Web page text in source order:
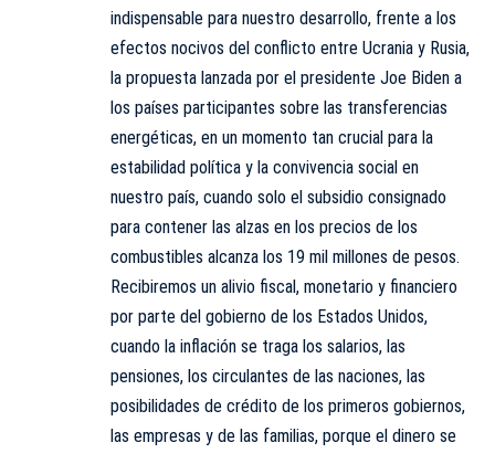
indispensable para nuestro desarrollo, frente a los
efectos nocivos del conflicto entre Ucrania y Rusia,
la propuesta lanzada por el presidente Joe Biden a
los países participantes sobre las transferencias
energéticas, en un momento tan crucial para la
estabilidad política y la convivencia social en
nuestro país, cuando solo el subsidio consignado
para contener las alzas en los precios de los
combustibles alcanza los 19 mil millones de pesos.
Recibiremos un alivio fiscal, monetario y financiero
por parte del gobierno de los Estados Unidos,
cuando la inflación se traga los salarios, las
pensiones, los circulantes de las naciones, las
posibilidades de crédito de los primeros gobiernos,
las empresas y de las familias, porque el dinero se